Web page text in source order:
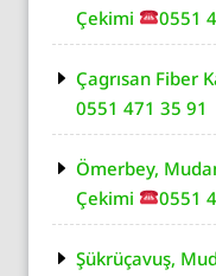
Çekimi
0551
Çagrısan Fiber
0551 471 35 91
Ömerbey,
Çekimi
0551
Şükrüçavuş,